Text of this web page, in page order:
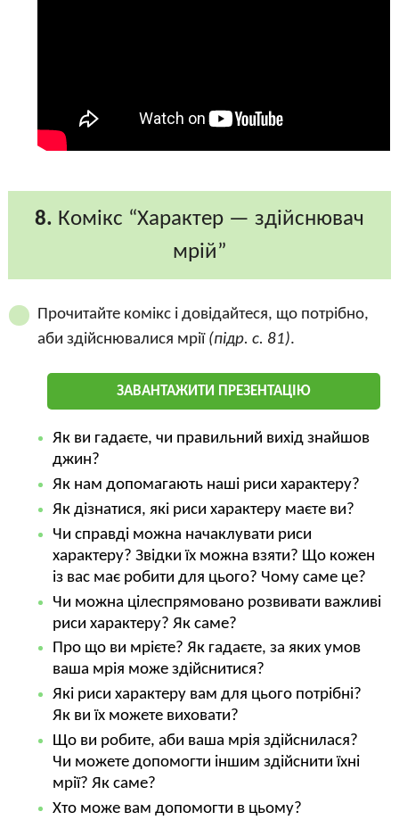
8. Комікс “Характер — здійснювач
мрій”
Прочитайте комікс і довідайтеся, що потрібно,
аби здійснювалися мрії (підр. с. 81).
ЗАВАНТАЖИТИ ПРЕЗЕНТАЦІЮ
Як ви гадаєте, чи правильний вихід знайшов
джин?
Як нам допомагають наші риси характеру?
Як дізнатися, які риси характеру маєте ви?
Чи справді можна начаклувати риси
характеру? Звідки їх можна взяти? Що кожен
із вас має робити для цього? Чому саме це?
Чи можна цілеспрямовано розвивати важливі
риси характеру? Як саме?
Про що ви мрієте? Як гадаєте, за яких умов
ваша мрія може здійснитися?
Які риси характеру вам для цього потрібні?
Як ви їх можете виховати?
Що ви робите, аби ваша мрія здійснилася?
Чи можете допомогти іншим здійснити їхні
мрії? Як саме?
Хто може вам допомогти в цьому?